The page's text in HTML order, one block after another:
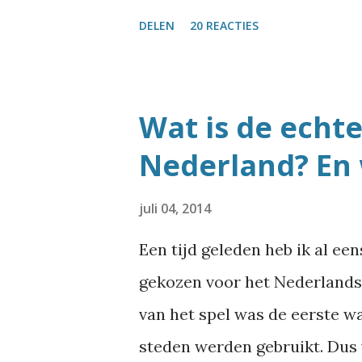
best veel straatnamen die
ruimte voor echt unieke
komen er eigenlijk best vaak
DELEN 20 REACTIES
Wat is de
Nederland?
juli 04, 2014
Een tijd geleden heb ik al
gekozen voor het
van het spel was de eerste
steden werden gebruikt.